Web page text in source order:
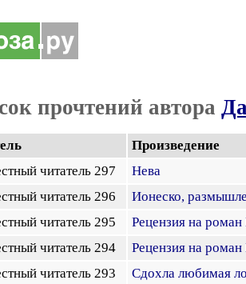
прочтений автора
Произведение
читатель 297
Нева
читатель 296
Ионеско,
читатель 295
Рецензия на
читатель 294
Рецензия на
читатель 293
Сдохла любимая